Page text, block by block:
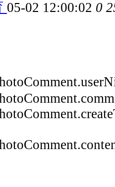
05-02 12:00:02 0